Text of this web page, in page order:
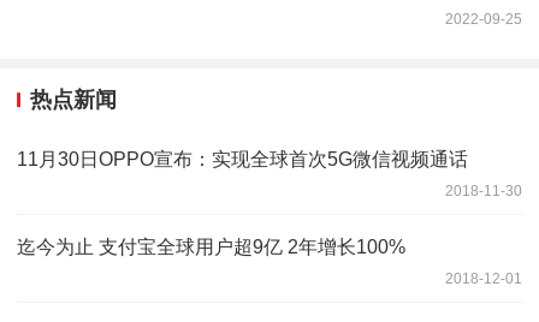
2022-09-25
热点新闻
11月30日OPPO宣布：实现全球首次5G微信视频通话
2018-11-30
迄今为止 支付宝全球用户超9亿 2年增长100%
2018-12-01